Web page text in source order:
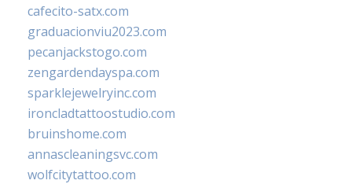
cafecito-satx.com
graduacionviu2023.com
pecanjackstogo.com
zengardendayspa.com
sparklejewelryinc.com
ironcladtattoostudio.com
bruinshome.com
annascleaningsvc.com
wolfcitytattoo.com